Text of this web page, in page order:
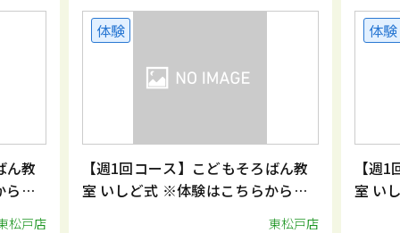
ん教
らお
松戸店
体験
【週1回コース】こどもそろばん教
室 いしど式 ※体験はこちらからお
東松戸店
体験
【週
室 い